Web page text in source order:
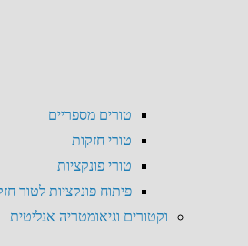
טורים מספריים
טורי חזקות
טורי פונקציות
פיתוח פונקציות לטור חזקות
וקטורים וגיאומטריה אנליטית